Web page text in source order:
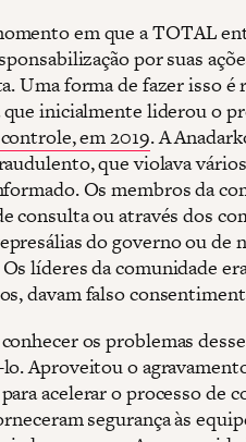
em que a TOTAL
por suas
Uma forma de fazer isso é
que inicialmente liderou o
em 2019. A
que violava
Os membros da
consulta ou através dos
do governo ou de
Os líderes da comunidade
davam falso
os problemas
Aproveitou o
acelerar o processo de
segurança às